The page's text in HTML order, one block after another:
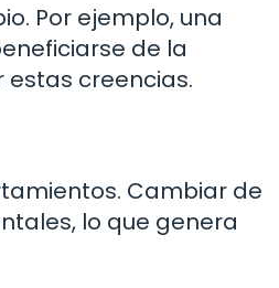
Por ejemplo, una
de la
creencias.
Cambiar de
lo que genera